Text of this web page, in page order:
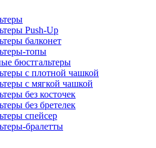
Push-Up
балконет
топы
бюстгальтеры
с плотной чашкой
с мягкой чашкой
без косточек
без бретелек
спейсер
бралетты